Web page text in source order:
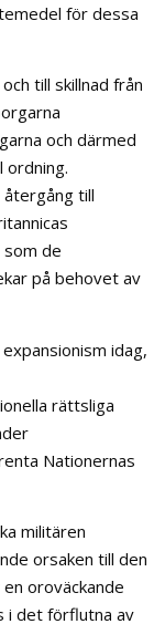
för dessa
till skillnad från
och därmed
ordning.
till
de
på behovet av
idag,
rättsliga
Nationernas
militären
orsaken till den
oroväckande
i det förflutna av